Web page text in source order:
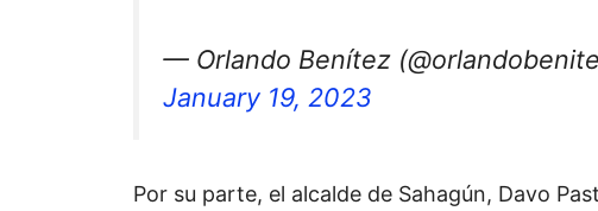
— Orlando Benítez
January 19, 2023
Por su parte, el alcalde de Sahagún, Davo